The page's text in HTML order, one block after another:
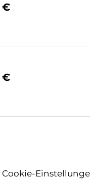
€
€